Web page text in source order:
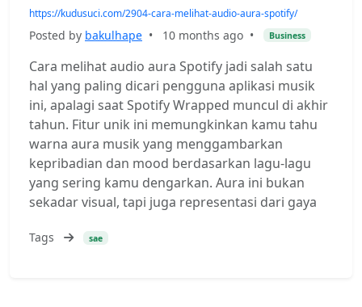
https://kudusuci.com/2904-cara-melihat-audio-aura-spotify/
Posted by bakulhape • 10 months ago • Business
Cara melihat audio aura Spotify jadi salah satu
hal yang paling dicari pengguna aplikasi musik
ini, apalagi saat Spotify Wrapped muncul di akhir
tahun. Fitur unik ini memungkinkan kamu tahu
warna aura musik yang menggambarkan
kepribadian dan mood berdasarkan lagu-lagu
yang sering kamu dengarkan. Aura ini bukan
sekadar visual, tapi juga representasi dari gaya
Tags sae